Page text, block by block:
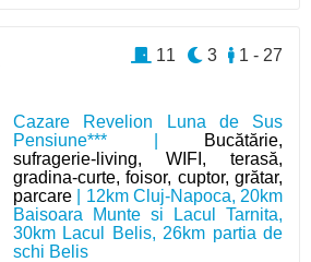
Cazare Revelion Luna de Sus
Pensiune*** |
Bucătărie,
sufragerie-living, WIFI, terasă,
gradina-curte, foisor, cuptor, grătar,
parcare | 12km Cluj-Napoca, 20km
Baisoara Munte si Lacul Tarnita,
30km Lacul Belis, 26km partia de
schi Belis
1 - 27
3
11